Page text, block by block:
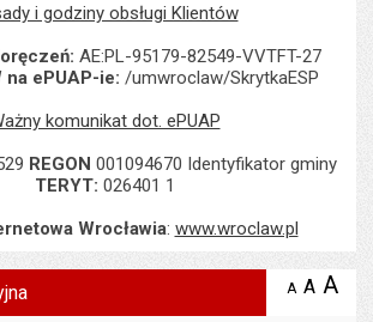
i godziny obsługi Klientów
AE:PL-95179-82549-VVTFT-27
na ePUAP-ie: /umwroclaw/SkrytkaESP
komunikat dot. ePUAP
REGON 001094670 Identyfikator gminy
TERYT: 026401 1
Wrocławia: www.wroclaw.pl
A zmniejsz
A A